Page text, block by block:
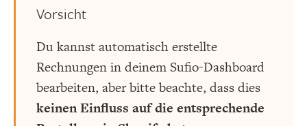
Vorsicht
Du kannst automatisch erstellte
Rechnungen in deinem Sufio-Dashboard
bearbeiten, aber bitte beachte, dass dies
keinen Einfluss auf die entsprechende